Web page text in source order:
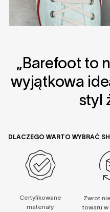
„Barefoot to
wyjątkowa
styl
DLACZEGO WARTO WYBRAĆ
Certyfikowane
materiały
Zwrot
towaru